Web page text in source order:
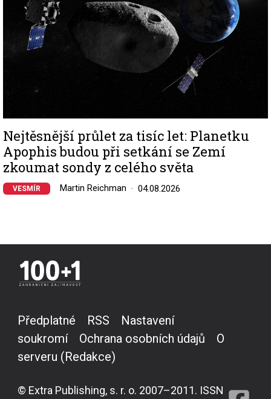
Nejtěsnější průlet za tisíc let: Planetku
Apophis budou při setkání se Zemí
zkoumat sondy z celého světa
VESMÍR Martin Reichman 04.08.2026
Předplatné RSS
Nastavení
soukromí
Ochrana osobních údajů
O
serveru (Redakce)
© Extra Publishing, s. r. o. 2007–2011. ISSN